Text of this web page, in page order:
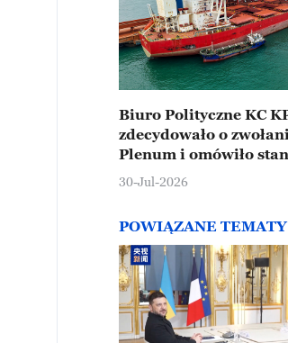
Biuro Polityczne KC
zdecydowało o
Plenum i omówiło
gospodarki
30-Jul-2026
POWIĄZANE TEMATY